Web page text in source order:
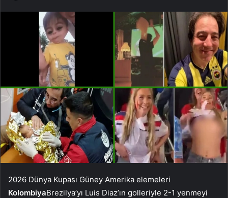
2026 Dünya Kupası Güney Amerika elemeleri
KolombiyaBrezilya’yı Luis Diaz’ın golleriyle 2-1 yenmeyi